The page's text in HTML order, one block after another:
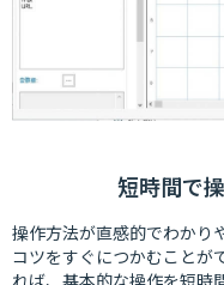
短時間で
操作方法が直感的でわかり
コツをすぐにつかむことが